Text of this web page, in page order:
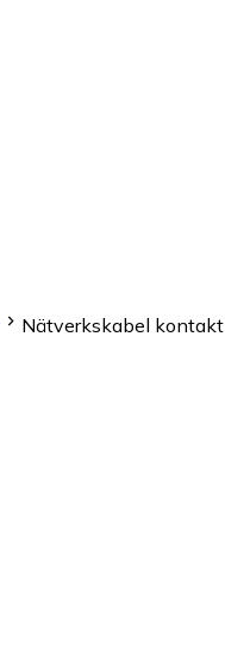
Nätverkskabel kontakt